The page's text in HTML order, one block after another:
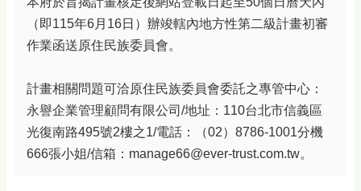
（即115年6月16日）辦竣轄內地方性第二級計畫初審
作業函送原住民族委員會。
計畫相關問題可洽原住民族委員會委託之專管中心：
永譽企業管理顧問有限公司/地址：110台北市信義區
光復南路495號2樓之1/電話：（02）8786-1001分機
666張小姐/信箱：manage66@ever-trust.com.tw。